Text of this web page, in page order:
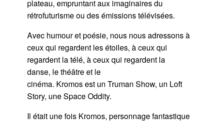
plateau, empruntant aux imaginaires du
rétrofuturisme ou des émissions télévisées.
Avec humour et poésie, nous nous adressons à
ceux qui regardent les étoiles, à ceux qui
regardent la télé, à ceux qui regardent la
danse, le théâtre et le
cinéma. Kromos est un Truman Show, un Loft
Story, une Space Oddity.
Il était une fois Kromos, personnage fantastique